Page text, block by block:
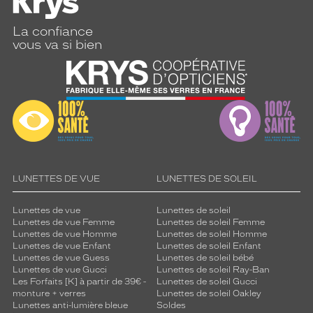
La confiance
vous va si bien
LUNETTES DE VUE
Lunettes de vue
Lunettes de vue Femme
Lunettes de vue Homme
Lunettes de vue Enfant
Lunettes de vue Guess
Lunettes de vue Gucci
Les Forfaits [K] à partir de 39€ -
monture + verres
Lunettes anti-lumière bleue
LUNETTES DE SOLEIL
Lunettes de soleil
Lunettes de soleil Femme
Lunettes de soleil Homme
Lunettes de soleil Enfant
Lunettes de soleil bébé
Lunettes de soleil Ray-Ban
Lunettes de soleil Gucci
Lunettes de soleil Oakley
Soldes